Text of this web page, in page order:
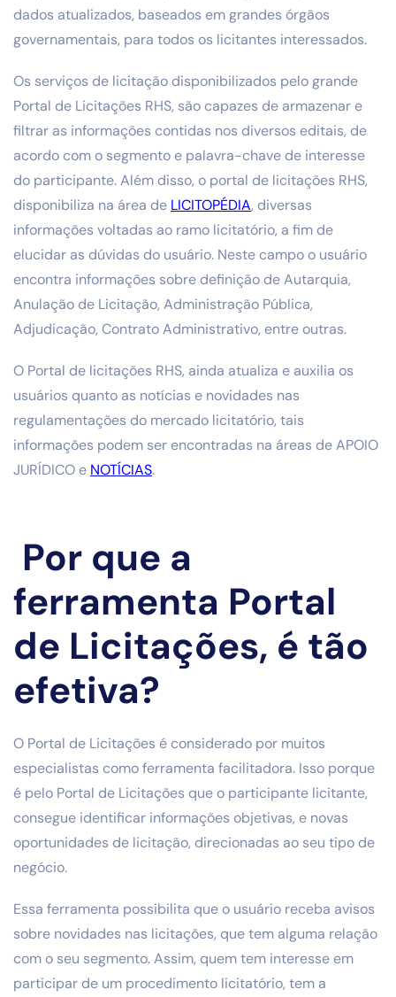
dados atualizados, baseados em grandes órgãos
governamentais, para todos os licitantes interessados.
Os serviços de licitação disponibilizados pelo grande
Portal de Licitações RHS, são capazes de armazenar e
filtrar as informações contidas nos diversos editais, de
acordo com o segmento e palavra-chave de interesse
do participante. Além disso, o portal de licitações RHS,
disponibiliza na área de LICITOPÉDIA, diversas
informações voltadas ao ramo licitatório, a fim de
elucidar as dúvidas do usuário. Neste campo o usuário
encontra informações sobre definição de Autarquia,
Anulação de Licitação, Administração Pública,
Adjudicação, Contrato Administrativo, entre outras.
O Portal de licitações RHS, ainda atualiza e auxilia os
usuários quanto as notícias e novidades nas
regulamentações do mercado licitatório, tais
informações podem ser encontradas na áreas de APOIO
JURÍDICO e NOTÍCIAS.
Por que a
ferramenta Portal
de Licitações, é tão
efetiva?
O Portal de Licitações é considerado por muitos
especialistas como ferramenta facilitadora. Isso porque
é pelo Portal de Licitações que o participante licitante,
consegue identificar informações objetivas, e novas
oportunidades de licitação, direcionadas ao seu tipo de
negócio.
Essa ferramenta possibilita que o usuário receba avisos
sobre novidades nas licitações, que tem alguma relação
com o seu segmento. Assim, quem tem interesse em
participar de um procedimento licitatório, tem a